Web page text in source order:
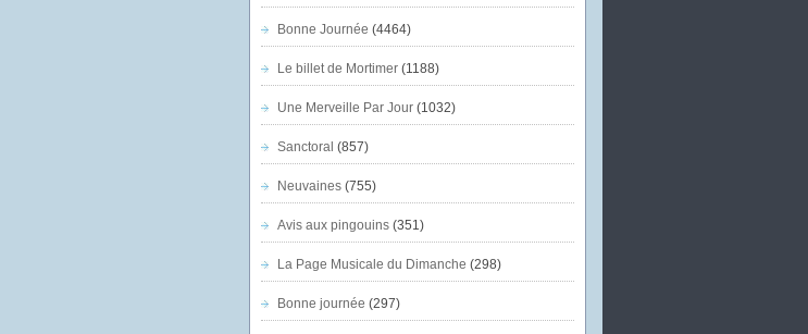
Bonne Journée (4464)
Le billet de Mortimer(1188)
Une Merveille Par Jour(1032)
Sanctoral (857)
Neuvaines(755)
Avis aux pingouins(351)
La Page Musicale du Dimanche (298)
Bonne journée (297)